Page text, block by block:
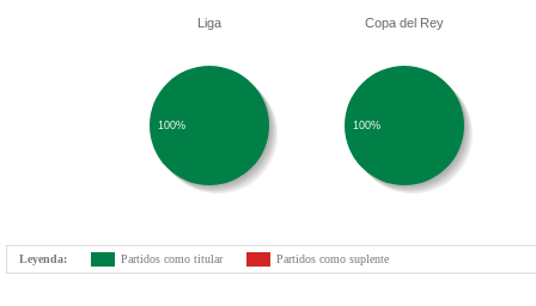
Liga
100%
Copa del Rey
100%
Leyenda: Partidos como titular Partidos como suplente